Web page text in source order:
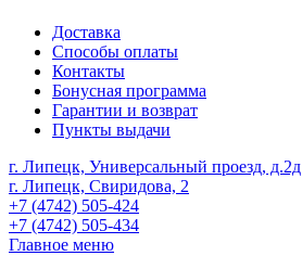
Доставка
Способы оплаты
Контакты
Бонусная программа
Гарантии и возврат
Пункты выдачи
г. Липецк, Универсальный проезд, д.2д
г. Липецк, Свиридова, 2
+7 (4742) 505-424
+7 (4742) 505-434
Главное меню